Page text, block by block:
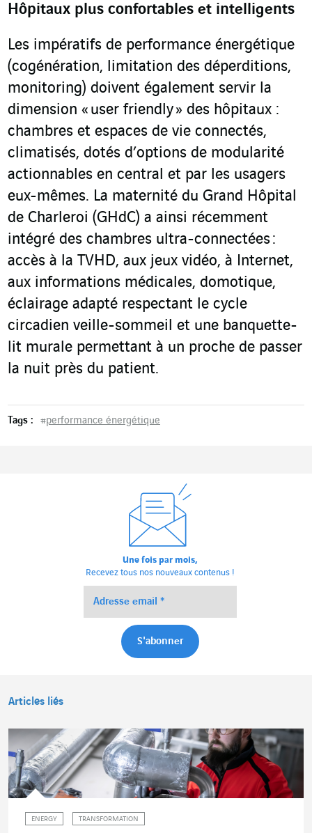
Hôpitaux plus confortables et intelligents
Les impératifs de performance énergétique
(cogénération, limitation des déperditions,
monitoring) doivent également servir la
dimension « user friendly » des hôpitaux :
chambres et espaces de vie connectés,
climatisés, dotés d’options de modularité
actionnables en central et par les usagers
eux-mêmes. La maternité du Grand Hôpital
de Charleroi (GHdC) a ainsi récemment
intégré des chambres ultra-connectées :
accès à la TVHD, aux jeux vidéo, à Internet,
aux informations médicales, domotique,
éclairage adapté respectant le cycle
circadien veille-sommeil et une banquette-
lit murale permettant à un proche de passer
la nuit près du patient.
Tags : #performance énergétique
Une fois par mois,
Recevez tous nos nouveaux contenus !
Articles liés
ENERGY TRANSFORMATION